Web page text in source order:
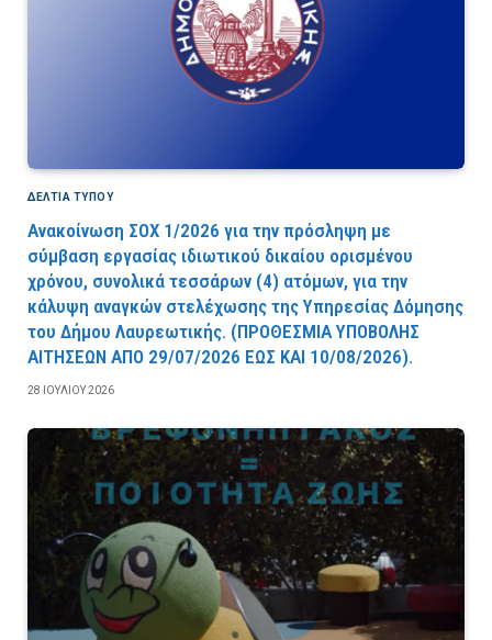
ΔΕΛΤΙΑ ΤΥΠΟΥ
Ανακοίνωση ΣΟΧ 1/2026 για την πρόσληψη με
σύμβαση εργασίας ιδιωτικού δικαίου ορισμένου
χρόνου, συνολικά τεσσάρων (4) ατόμων, για την
κάλυψη αναγκών στελέχωσης της Υπηρεσίας Δόμησης
του Δήμου Λαυρεωτικής. (ΠPOΘEΣMIA YΠOBOΛHΣ
AITHΣEΩN AΠO 29/07/2026 EΩΣ KAI 10/08/2026).
28 ΙΟΥΛΊΟΥ 2026